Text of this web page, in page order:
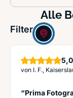
Alle
Filter:
5,0
von I. F.,
“Prima